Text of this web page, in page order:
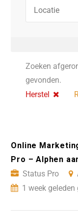
Zoeken
gevonden.
Herstel
Online
Pro – Alphen
Status Pro
1 week